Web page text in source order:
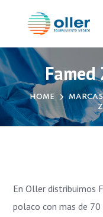
Famed
HOME
En Oller distribuimos
polaco con mas de